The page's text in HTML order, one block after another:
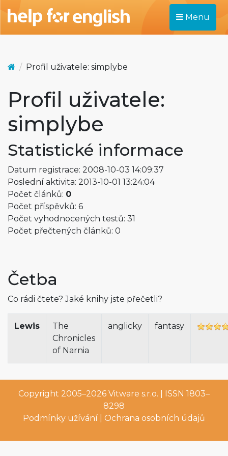
Menu
Profil uživatele: simplybe
Profil uživatele:
simplybe
Statistické informace
Datum registrace: 2008-10-03 14:09:37
Poslední aktivita: 2013-10-01 13:24:04
Počet článků: 0
Počet příspěvků: 6
Počet vyhodnocených testů: 31
Počet přečtených článků: 0
Četba
Co rádi čtete? Jaké knihy jste přečetli?
Lewis
The
Chronicles
of Narnia
anglicky fantasy
Copyright 2005–2026 Vitware s.r.o. | ISSN 1803–
8298
Podmínky užívání
Ochrana osobních údajů